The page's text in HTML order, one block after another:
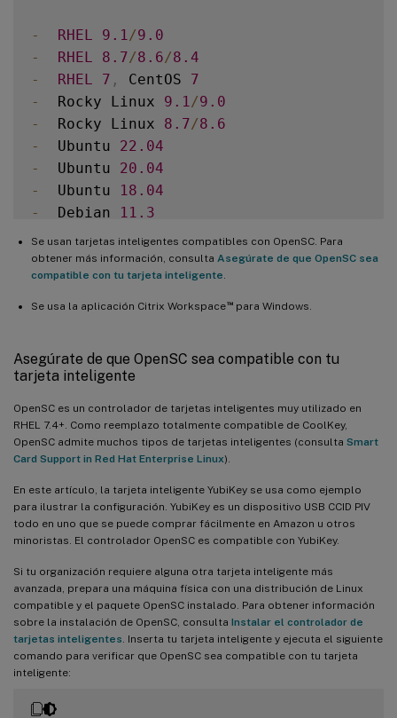
- RHEL 9.1 /9.0
-
RHEL 8.7/8.6/8.4
-
RHEL 7 , CentOS 7
-
  Rocky Linux
9.1 /9.0
-
  Rocky Linux
8.7/8.6
-
  Ubuntu
22.04
-
  Ubuntu
20.04
-
  Ubuntu
18.04
-
  Debian
11.3
Después de completar la instalación del
Se usan tarjetas inteligentes compatibles con OpenSC. Para
obtener más información, consulta Asegúrate de que OpenSC sea
compatible con tu tarjeta inteligente
Se usa la aplicación Citrix Workspace™para Windows.
Asegúrate de que OpenSC sea compatible con tu
tarjeta inteligente
OpenSC es un controlador de tarjetas inteligentes muy utilizado en
RHEL 7.4+. Como reemplazo totalmente compatible de CoolKey,
OpenSC admite muchos tipos de tarjetas inteligentes (consulta Smart
Card Support in Red Hat Enterprise Linux).
En este artículo, la tarjeta inteligente YubiKey se usa como ejemplo
para ilustrar la configuración. YubiKey es un dispositivo USB CCID PIV
todo en uno que se puede comprar fácilmente en Amazon u otros
minoristas. El controlador OpenSC es compatible con YubiKey.
Si tu organización requiere alguna otra tarjeta inteligente más
avanzada, prepara una máquina física con una distribución de Linux
compatible y el paquete OpenSC instalado. Para obtener información
sobre la instalación de OpenSC, consulta Instalar el controlador de
tarjetas inteligentes . Inserta tu tarjeta inteligente y ejecuta el siguiente
comando para verificar que OpenSC sea compatible con tu tarjeta
inteligente: